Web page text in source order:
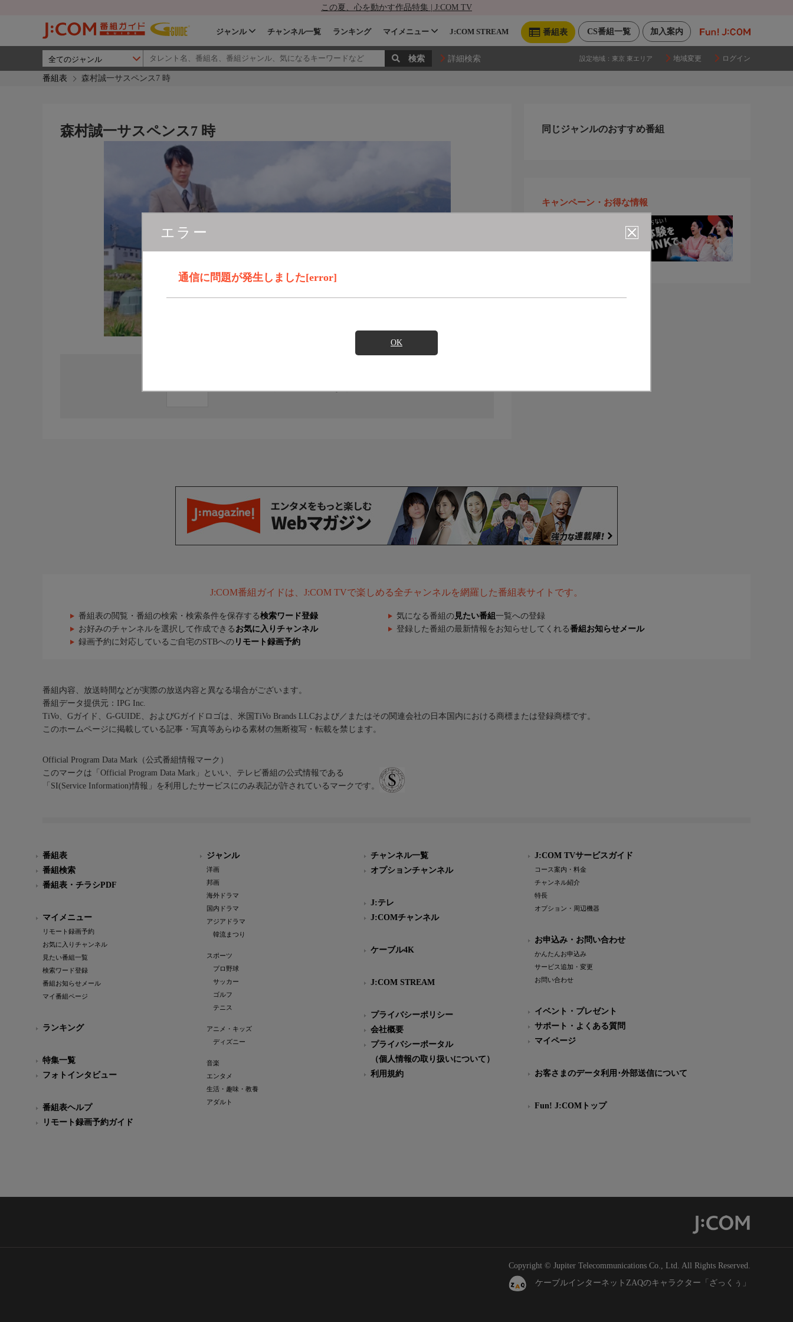
この夏、心を動かす作品特集 | J:COM TV
加入案内
CS番組一覧
番組表
ジャンル チャンネル一覧 ランキング マイメニュー J:COM STREAM
詳細検索 設定地域： 東京 東エリア 地域変更 ログイン
番組表 森村誠一サスペンス7 時
エラー
通信に問題が発生しました[error]
OK
森村誠一サスペンス7 時 同じジャンルのおすすめ番組
キャンペーン・お得な情報
J:COM番組ガイドは、J:COM TVで楽しめる全チャンネルを網羅した番組表サイトです。
番組表の閲覧・番組の検索・検索条件を保存する検索ワード登録 気になる番組の 見たい番組 一覧への登録
お好みのチャンネルを選択して作成できる お気に入りチャンネル 登録した番組の最新情報をお知らせしてくれる番組お知らせメール
録画予約に対応しているご自宅のSTBへの リモート録画予約
番組内容、放送時間などが実際の放送内容と異なる場合がございます。
番組データ提供元：IPG Inc.
TiVo、Gガイド、G-GUIDE、およびGガイドロゴは、米国TiVo Brands LLCおよび／またはその関連会社の日本国内における商標または登録商標です。
このホームページに掲載している記事・写真等あらゆる素材の無断複写・転載を禁じます。
Official Program Data Mark（公式番組情報マーク）
このマークは「Official Program Data Mark」といい、テレビ番組の公式情報である
「SI(Service Information)情報」を利用したサービスにのみ表記が許されているマークです。
番組表
番組検索
番組表・チラシPDF
マイメニュー
リモート録画予約
お気に入りチャンネル
見たい番組一覧
検索ワード登録
番組お知らせメール
マイ番組ページ
ランキング
特集一覧
フォトインタビュー
番組表ヘルプ
リモート録画予約ガイド
ジャンル
洋画
邦画
海外ドラマ
国内ドラマ
アジアドラマ
韓流まつり
スポーツ
プロ野球
サッカー
ゴルフ
テニス
アニメ・キッズ
ディズニー
音楽
エンタメ
生活・趣味・教養
アダルト
チャンネル一覧
オプションチャンネル
J:テレ
J:COMチャンネル
ケーブル4K
J:COM STREAM
プライバシーポリシー
会社概要
プライバシーポータル
（個人情報の取り扱いについて）
利用規約
J:COM TVサービスガイド
コース案内・料金
チャンネル紹介
特長
オプション・周辺機器
お申込み・お問い合わせ
かんたんお申込み
サービス追加・変更
お問い合わせ
イベント・プレゼント
サポート・よくある質問
マイページ
お客さまのデータ利用･外部送信について
Fun! J:COMトップ
Copyright © Jupiter Telecommunications Co., Ltd. All Rights Reserved.
ケーブルインターネットZAQのキャラクター「ざっくぅ」